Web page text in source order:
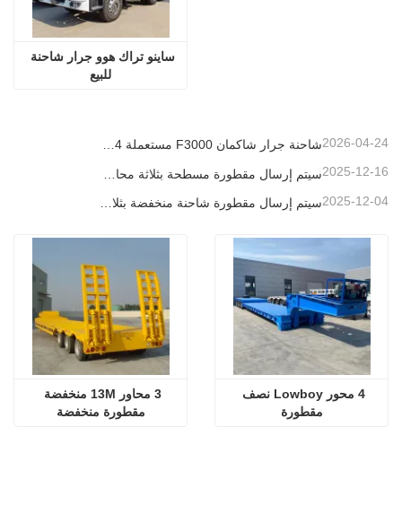
للبيع
شاحنة جرار شاكمان F3000 مستعملة 6x4 جاهزة للتصدير إلى نيجيريا 2026-04-24
2025-12-16
2025-12-04
مقطورة منخفضة
مقطورة